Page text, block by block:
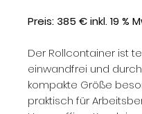
Preis: 385 € inkl. 19 %
Der Rollcontainer ist
einwandfrei und
kompakte Größe
praktisch für